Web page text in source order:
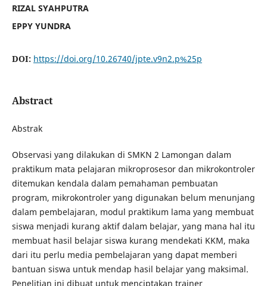
RIZAL SYAHPUTRA
EPPY YUNDRA
DOI: https://doi.org/10.26740/jpte.v9n2.p%25p
Abstract
Abstrak
Observasi yang dilakukan di SMKN 2 Lamongan dalam
praktikum mata pelajaran mikroprosesor dan mikrokontroler
ditemukan kendala dalam pemahaman pembuatan
program, mikrokontroler yang digunakan belum menunjang
dalam pembelajaran, modul praktikum lama yang membuat
siswa menjadi kurang aktif dalam belajar, yang mana hal itu
membuat hasil belajar siswa kurang mendekati KKM, maka
dari itu perlu media pembelajaran yang dapat memberi
bantuan siswa untuk mendap hasil belajar yang maksimal.
Penelitian ini dibuat untuk menciptakan trainer